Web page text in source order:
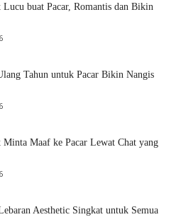
buat Pacar, Romantis dan Bikin
Tahun untuk Pacar Bikin Nangis
Maaf ke Pacar Lewat Chat yang
Aesthetic Singkat untuk Semua